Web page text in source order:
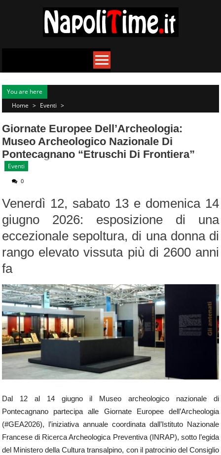
You are here
Home > Eventi >
Giornate Europee Dell’Archeologia:
Museo Archeologico Nazionale Di
Pontecagnano “Etruschi Di Frontiera”
Eventi
0
Venerdì 12, sabato 13 e domenica 14
giugno 2026: esposizione di una
eccezionale sepoltura, di una donna di
rango elevato vissuta più di 2600 anni
fa
Dal 12 al 14 giugno il Museo archeologico nazionale di
Pontecagnano partecipa alle Giornate Europee dell’Archeologia
(#GEA2026), l’iniziativa annuale coordinata dall’Istituto Nazionale
Francese di Ricerca Archeologica Preventiva (INRAP), sotto l’egida
del Ministero della Cultura transalpino, con il patrocinio del Consiglio